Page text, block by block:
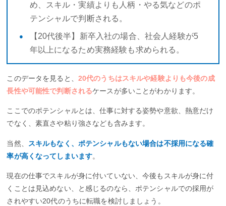
め、スキル・実績よりも人柄・やる気などのポ
テンシャルで判断される。
【20代後半】新卒入社の場合、社会人経験が5
年以上になるため実務経験も求められる。
このデータを見ると、 20代のうちはスキルや経験よりも今後の成
長性や可能性で判断されるケースが多いことがわかります。
ここでのポテンシャルとは、仕事に対する姿勢や意欲、熱意だけ
でなく、素直さや粘り強さなども含みます。
当然、
スキルもなく、ポテンシャルもない場合は不採用になる確
率が高くなってしまいます。
現在の仕事でスキルが身に付いていない、今後もスキルが身に付
くことは見込めない、と感じるのなら、ポテンシャルでの採用が
されやすい20代のうちに転職を検討しましょう。